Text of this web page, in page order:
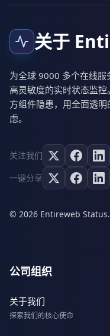
关于
为全球 9000 多个在线服
高灵敏度的实时状态监
方组件隐患，用全面透明
虑。
关注我们
一键分享
© 2026 Entireweb Status.
公司组织
关于我们
探索我们的核心使命